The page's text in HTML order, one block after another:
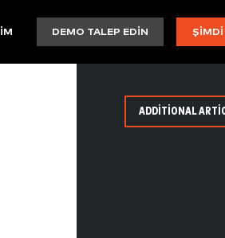
DEMO TALEP EDIN ŞIMDI
ADDITIONAL